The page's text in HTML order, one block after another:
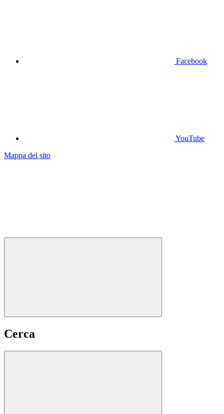
Facebook
YouTube
Mappa del sito
Cerca